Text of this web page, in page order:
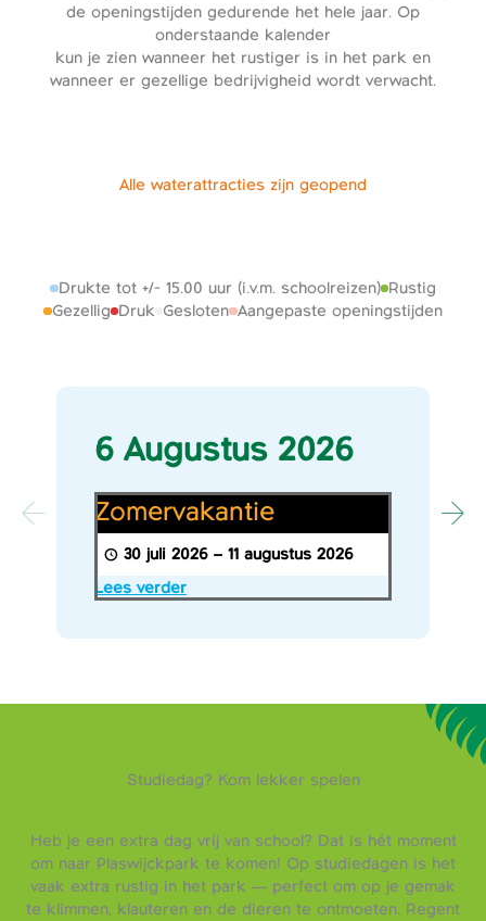
de openingstijden gedurende het hele jaar. Op
onderstaande kalender
kun je zien wanneer het rustiger is in het park en
wanneer er gezellige bedrijvigheid wordt verwacht.
Alle waterattracties zijn geopend
Aangepaste openingstijden
Druk
Drukte tot +/- 15.00 uur (i.v.m. schoolreizen)
Gesloten
Gezellig
Rustig
6 Augustus 2026
Zomervakantie
Zomervakantie
30 juli 2026 –11 augustus 2026
Lees verder
Studiedag? Kom lekker spelen
Heb je een extra dag vrij van school? Dat is hét moment
om naar Plaswijckpark te komen! Op studiedagen is het
vaak extra rustig in het park — perfect om op je gemak
te klimmen, klauteren en de dieren te ontmoeten. Regent